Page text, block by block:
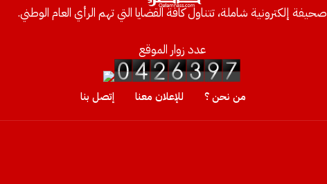
صحيفة إلكترونية شاملة، تتناول كافة القضايا التي تهم الرأي العام الوطني.
عدد زوار الموقع
من نحن ؟ للإعلان معنا إتصل بنا